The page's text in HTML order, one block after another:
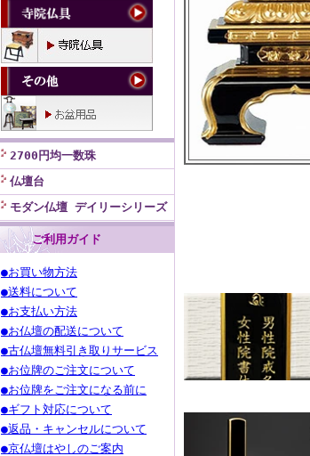
2700円均一数珠
仏壇台
モダン仏壇 デイリーシリーズ
ご利用ガイド
●お買い物方法
●送料について
●お支払い方法
●お仏壇の配送について
●古仏壇無料引き取りサービス
●お位牌のご注文について
●お位牌をご注文になる前に
●ギフト対応について
●返品・キャンセルについて
●京仏壇はやしのご案内